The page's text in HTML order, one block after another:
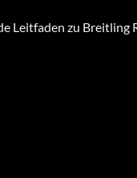
Leitfaden zu Breitling